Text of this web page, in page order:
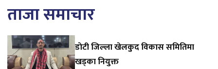
ताजा समाचार
डाेटी जिल्ला खेलकुद विकास समितिमा
खड्का नियुक्त